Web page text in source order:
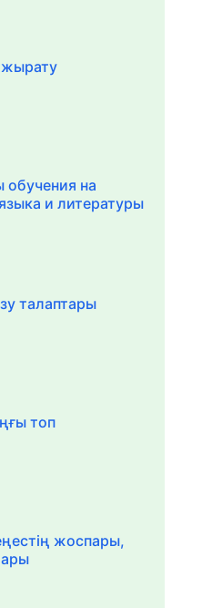
на
и литературы
талаптары
топ
жоспары,